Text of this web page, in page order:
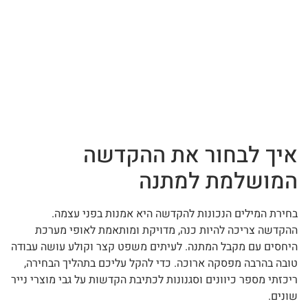
איך לבחור את ההקדשה
המושלמת למתנה
בחירת המילים הנכונות להקדשה היא אמנות בפני עצמה.
ההקדשה צריכה להיות כנה, מדויקת ומותאמת לאופי מערכת
היחסים עם מקבל המתנה. לעיתים משפט קצר וקולע עושה עבודה
טובה בהרבה מפסקה ארוכה. כדי להקל עליכם בתהליך הבחירה,
ריכזתי מספר כיוונים וסגנונות לכתיבת הקדשות על גבי מוצרי נייר
שונים.